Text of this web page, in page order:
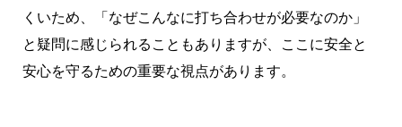
くいため、「なぜこんなに打ち合わせが必要なのか」
と疑問に感じられることもありますが、ここに安全と
安心を守るための重要な視点があります。